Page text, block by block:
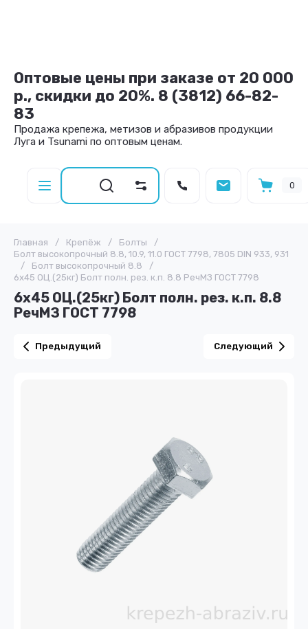
Оптовые цены при заказе от 20 000
р., скидки до 20%. 8 (3812) 66-82-
83
Продажа крепежа, метизов и абразивов продукции
Луга и Tsunami по оптовым ценам.
0
Главная / Крепёж / Болты
/
Болт высокопрочный 8.8, 10.9, 11.0 ГОСТ 7798, 7805 DIN 933, 931
/
Болт высокопрочный 8.8
/
6х45 ОЦ.(25кг) Болт полн. рез. к.п. 8.8 РечМЗ ГОСТ 7798
6х45 ОЦ.(25кг) Болт полн. рез. к.п. 8.8
РечМЗ ГОСТ 7798
Предыдущий Следующий